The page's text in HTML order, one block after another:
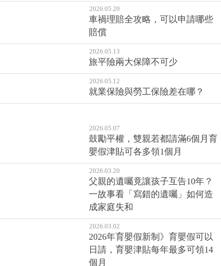
2026.05.20
車禍理賠全攻略，可以申請哪些
賠償
2026.05.13
旅平險兩大保障不可少
2026.05.12
就業保險與勞工保險差在哪？
2026.05.07
鼓勵平權，雙親若都請滿6個月育
嬰假津貼可各多領1個月
2026.03.20
父親的遺囑竟讓孩子互告10年？
一故事看「寫錯的遺囑」如何造
成家庭失和
2026.03.02
2026年育嬰假新制》育嬰假可以
日請，育嬰津貼每年最多可領14